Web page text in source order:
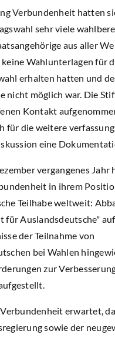
Verbundenheit hatten
sehr viele
aus aller
keine Wahlunterlagen für
erhalten hatten und
nicht möglich war. Die
Kontakt
für die weitere
eine
vergangenes Jahr
in ihrem
Teilhabe weltweit:
für Auslandsdeutsche"
der Teilnahme von
bei Wahlen
zur
erwartet,
sowie der